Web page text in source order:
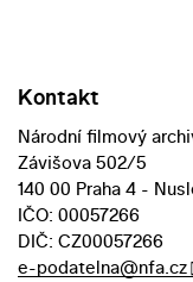
Kontakt
Národní filmový
Závišova 502/5
140 00 Praha 4 -
IČO: 00057266
DIČ: CZ00057266
e-podatelna@nfa.cz